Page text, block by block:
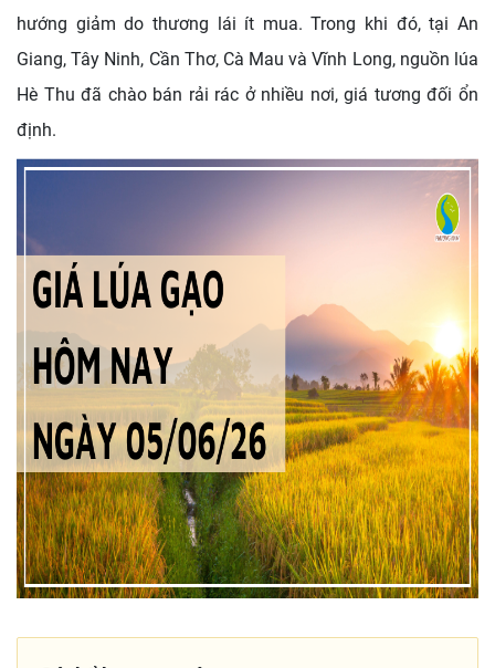
hướng giảm do thương lái ít mua. Trong khi đó, tại An
Giang, Tây Ninh, Cần Thơ, Cà Mau và Vĩnh Long, nguồn lúa
Hè Thu đã chào bán rải rác ở nhiều nơi, giá tương đối ổn
định.